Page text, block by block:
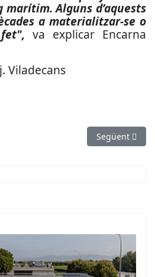
marítim. Alguns d’aquests
a materialitzar-se o
va explicar Encarna
Viladecans
les dimissions dels responsables
Article
Següent